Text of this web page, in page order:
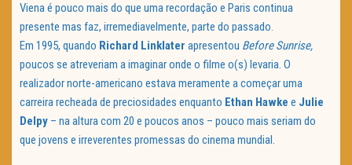
Viena é pouco mais do que uma recordação e Paris continua
presente mas faz, irremediavelmente, parte do passado.
Em 1995, quando Richard Linklater apresentou Before Sunrise,
poucos se atreveriam a imaginar onde o filme o(s) levaria. O
realizador norte-americano estava meramente a começar uma
carreira recheada de preciosidades enquanto Ethan Hawke e Julie
Delpy – na altura com 20 e poucos anos – pouco mais seriam do
que jovens e irreverentes promessas do cinema mundial.